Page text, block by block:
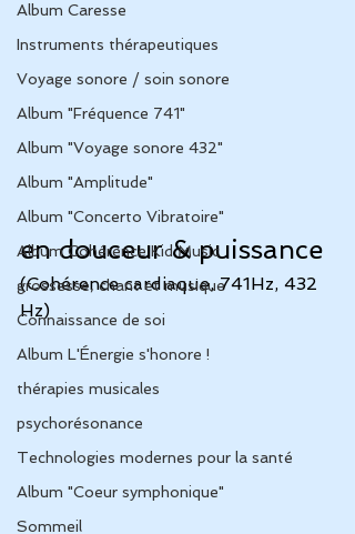
Album Caresse
Instruments thérapeutiques
Voyage sonore / soin sonore
Album "Fréquence 741"
Album "Voyage sonore 432"
Album "Amplitude"
Album "Concerto Vibratoire"
Album Cohérence Kid Music
grossesse, chant et musique
Connaissance de soi
Album L'Énergie s'honore !
thérapies musicales
psychorésonance
Technologies modernes pour la santé
Album "Coeur symphonique"
Sommeil
en douceur & puissance
(Cohérence cardiaque, 741Hz, 432
Hz)